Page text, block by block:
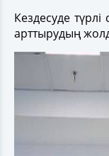
Кездесуде түрлі
арттырудың